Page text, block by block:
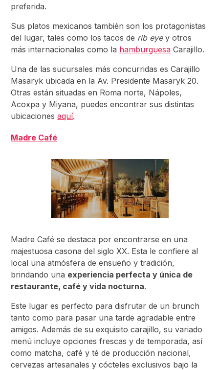
preferida.
Sus platos mexicanos también son los protagonistas
del lugar, tales como los tacos de rib eyey otros
más internacionales como la hamburguesa Carajillo.
Una de las sucursales más concurridas es Carajillo
Masaryk ubicada en la Av. Presidente Masaryk 20.
Otras están situadas en Roma norte, Nápoles,
Acoxpa y Miyana, puedes encontrar sus distintas
ubicacionesaquí.
Madre Café
Madre Café se destaca por encontrarse en una
majestuosa casona del siglo XX. Esta le confiere al
local una atmósfera de ensueño y tradición,
brindando una experiencia perfecta y única de
restaurante, café y vida nocturna.
Este lugar es perfecto para disfrutar de un brunch
tanto como para pasar una tarde agradable entre
amigos. Además de su exquisito carajillo, su variado
menú incluye opciones frescas y de temporada, así
como matcha, café y té de producción nacional,
cervezas artesanales y cócteles exclusivos bajo la